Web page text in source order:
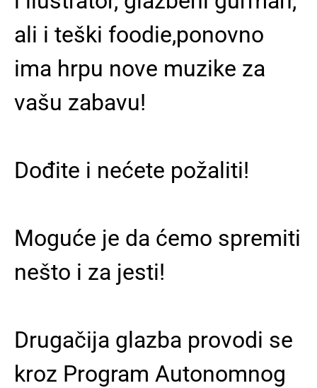
ali i teški foodie,ponovno
ima hrpu nove muzike za
vašu zabavu!
Dođite i nećete požaliti!
Moguće je da ćemo spremiti
nešto i za jesti!
Drugačija glazba provodi se
kroz Program Autonomnog